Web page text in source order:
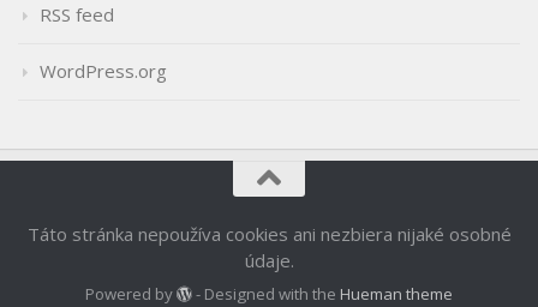
RSS feed
WordPress.org
Táto stránka nepoužíva cookies ani nezbiera nijaké osobné
údaje.
Powered by - Designed with the Hueman theme